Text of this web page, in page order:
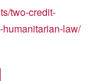
two-credit-
law/